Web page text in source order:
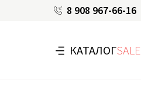
8 908 967-66-16
КАТАЛОГSALE